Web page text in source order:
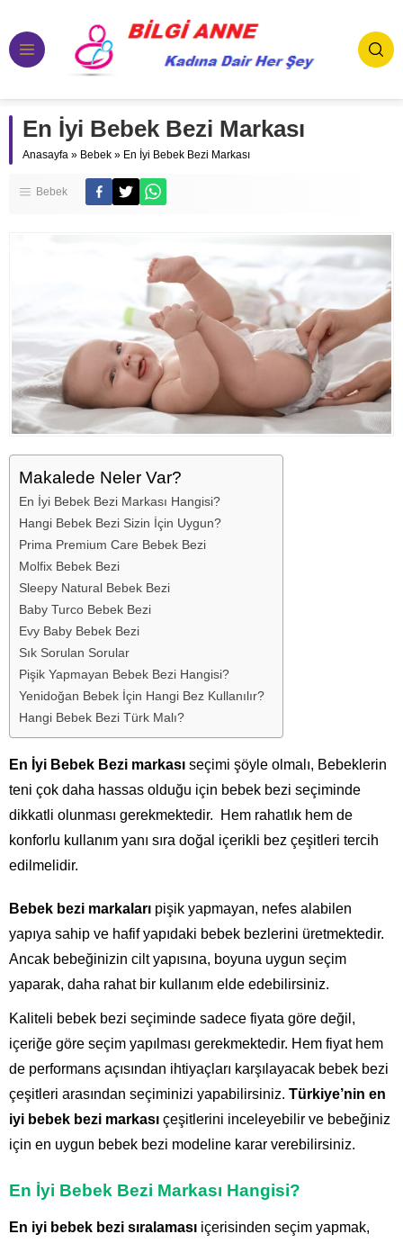
En İyi Bebek Bezi Markası
Anasayfa » Bebek » En İyi Bebek Bezi Markası
Bebek
Makalede Neler Var?
En İyi Bebek Bezi Markası Hangisi?
Hangi Bebek Bezi Sizin İçin Uygun?
Prima Premium Care Bebek Bezi
Molfix Bebek Bezi
Sleepy Natural Bebek Bezi
Baby Turco Bebek Bezi
Evy Baby Bebek Bezi
Sık Sorulan Sorular
Pişik Yapmayan Bebek Bezi Hangisi?
Yenidoğan Bebek İçin Hangi Bez Kullanılır?
Hangi Bebek Bezi Türk Malı?
En İyi Bebek Bezi markası seçimi şöyle olmalı, Bebeklerin
teni çok daha hassas olduğu için bebek bezi seçiminde
dikkatli olunması gerekmektedir. Hem rahatlık hem de
konforlu kullanım yanı sıra doğal içerikli bez çeşitleri tercih
edilmelidir.
Bebek bezi markaları pişik yapmayan, nefes alabilen
yapıya sahip ve hafif yapıdaki bebek bezlerini üretmektedir.
Ancak bebeğinizin cilt yapısına, boyuna uygun seçim
yaparak, daha rahat bir kullanım elde edebilirsiniz.
Kaliteli bebek bezi seçiminde sadece fiyata göre değil,
içeriğe göre seçim yapılması gerekmektedir. Hem fiyat hem
de performans açısından ihtiyaçları karşılayacak bebek bezi
çeşitleri arasından seçiminizi yapabilirsiniz. Türkiye’nin en
iyi bebek bezi markası çeşitlerini inceleyebilir ve bebeğiniz
için en uygun bebek bezi modeline karar verebilirsiniz.
En İyi Bebek Bezi Markası Hangisi?
En iyi bebek bezi sıralaması içerisinden seçim yapmak,